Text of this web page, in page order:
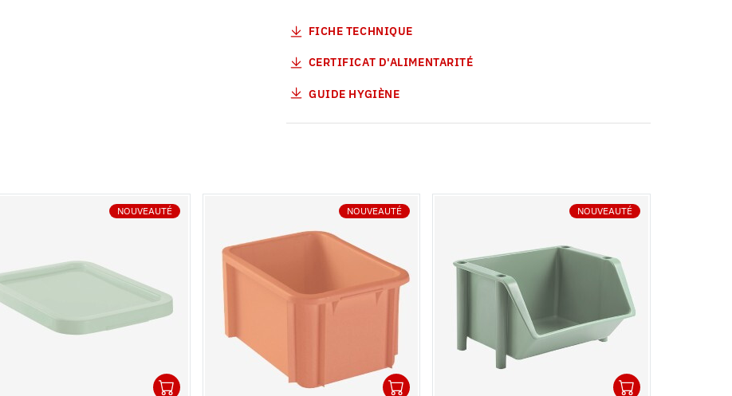
FICHE TECHNIQUE
CERTIFICAT D'ALIMENTARITÉ
GUIDE HYGIÈNE
NOUVEAUTÉ NOUVEAUTÉ NOUVEAUTÉ